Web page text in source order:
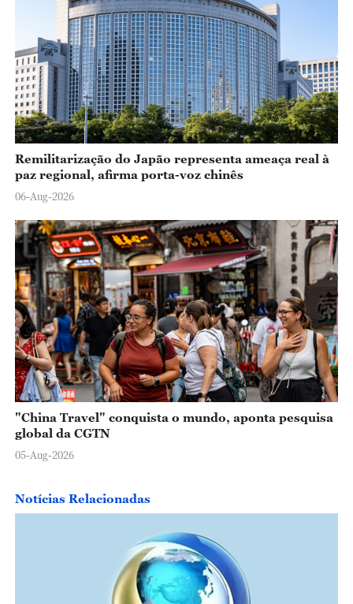
Remilitarização do Japão representa ameaça real à
paz regional, afirma porta-voz chinês
06-Aug-2026
"China Travel" conquista o mundo, aponta pesquisa
global da CGTN
05-Aug-2026
Notícias Relacionadas